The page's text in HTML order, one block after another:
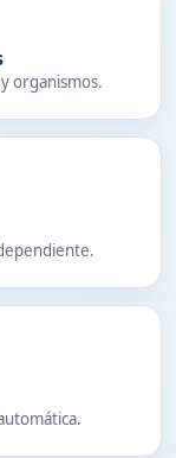
organismos.